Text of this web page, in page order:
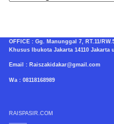
OFFICE : Gg. Manunggal 7, RT.11/
Khusus Ibukota Jakarta 14110 Jakarta
Email : Raiszakidakar@gmail.com
Wa : 08118168989
RAISPASIR.COM